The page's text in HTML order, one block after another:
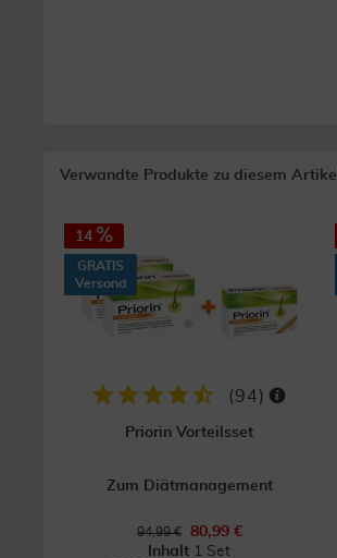
Verwandte Produkte zu diesem Artikel
14
GRATIS
Versand
(94)
Priorin Vorteilsset
Zum Diätmanagement
94,99 €
80,99 €
Inhalt 1 Set